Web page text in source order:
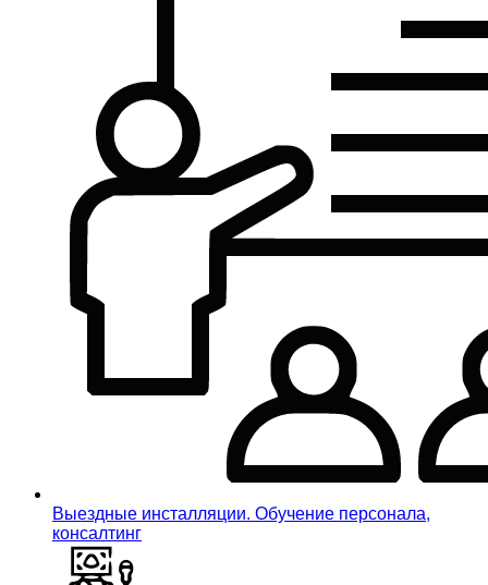
Выездные инсталляции. Обучение персонала,
консалтинг